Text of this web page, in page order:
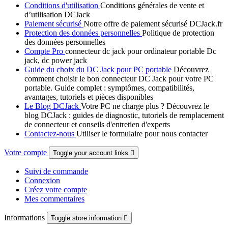
Conditions d'utilisation Conditions générales de vente et
d’utilisation DCJack
Paiement sécurisé Notre offre de paiement sécurisé DCJack.fr
Protection des données personnelles Politique de protection
des données personnelles
Compte Pro connecteur dc jack pour ordinateur portable Dc
jack, dc power jack
Guide du choix du DC Jack pour PC portable Découvrez
comment choisir le bon connecteur DC Jack pour votre PC
portable. Guide complet : symptômes, compatibilités,
avantages, tutoriels et pièces disponibles
Le Blog DCJack Votre PC ne charge plus ? Découvrez le
blog DCJack : guides de diagnostic, tutoriels de remplacement
de connecteur et conseils d'entretien d'experts
Contactez-nous Utiliser le formulaire pour nous contacter
Votre compte Toggle your account links 
Suivi de commande
Connexion
Créez votre compte
Mes commentaires
Informations Toggle store information 